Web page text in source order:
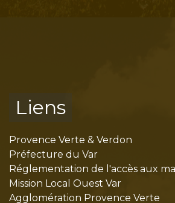
Liens
Provence Verte & Verdon
Préfecture du Var
Réglementation de l'accès aux
Mission Local Ouest Var
Agglomération Provence Verte